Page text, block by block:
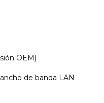
OEM)
de banda LAN